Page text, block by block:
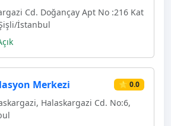
Cd. Doğançay Apt No :216 Kat
İstanbul
Merkezi ⭐ 0.0
Halaskargazi Cd. No:6,